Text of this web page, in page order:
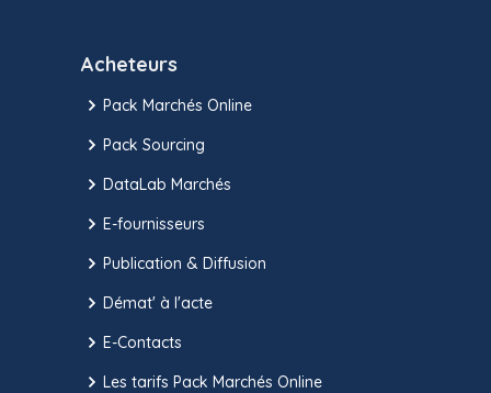
Acheteurs
Pack Marchés Online
Pack Sourcing
DataLab Marchés
E-fournisseurs
Publication & Diffusion
Démat' à l'acte
E-Contacts
Les tarifs Pack Marchés Online